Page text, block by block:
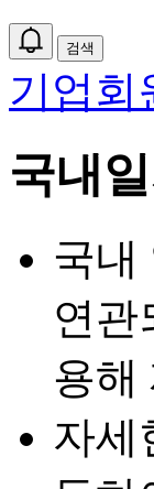
검색
기업회
국내
국내
연관
용해
자세